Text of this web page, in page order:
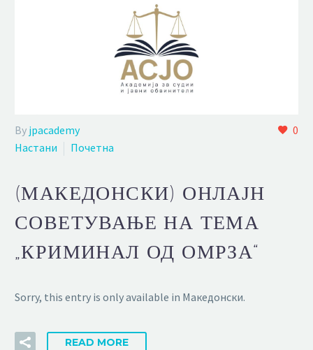
0
By jpacademy
Настани
Почетна
(МАКЕДОНСКИ) ОНЛАЈН
СОВЕТУВАЊЕ НА ТЕМА
„КРИМИНАЛ ОД ОМРЗА“
Sorry, this entry is only available in Македонски.
READ MORE